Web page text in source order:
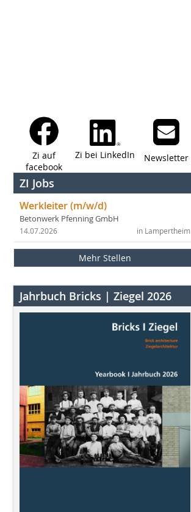
Zi auf
facebook
Zi bei LinkedIn Newsletter
ZI Jobs
Werkleiter (m/w/d)
Betonwerk Pfenning GmbH
in Lampertheim
14.07.2026
Mehr Stellen
Jahrbuch Bricks | Ziegel 2026